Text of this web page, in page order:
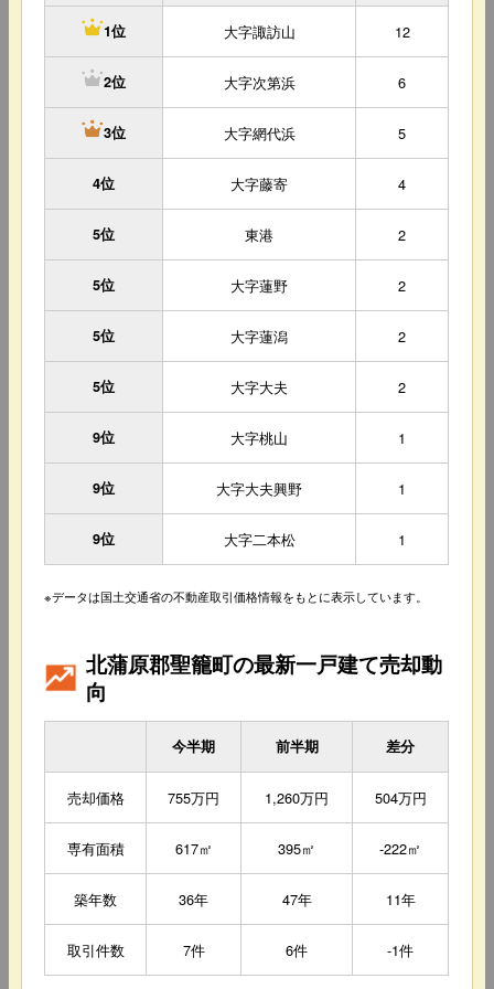
1位 大字諏訪山 12
2位 大字次第浜 6
3位 大字網代浜 5
4位 大字藤寄 4
5位 東港 2
5位 大字蓮野 2
5位 大字蓮潟 2
5位 大字大夫 2
9位 大字桃山 1
9位 大字大夫興野 1
9位 大字二本松 1
※データは国土交通省の不動産取引価格情報をもとに表示しています。
北蒲原郡聖籠町の最新一戸建て売却動
向
今半期 前半期 差分
売却価格 755万円 1,260万円 504万円
専有面積 617㎡ 395㎡ -222㎡
築年数 36年 47年 11年
取引件数 7件 6件 -1件